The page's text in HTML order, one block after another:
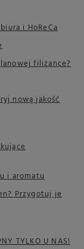
i HoReCa
filiżance?
nową jakość
i aromatu
Przygotuj je
TYLKO U NAS!